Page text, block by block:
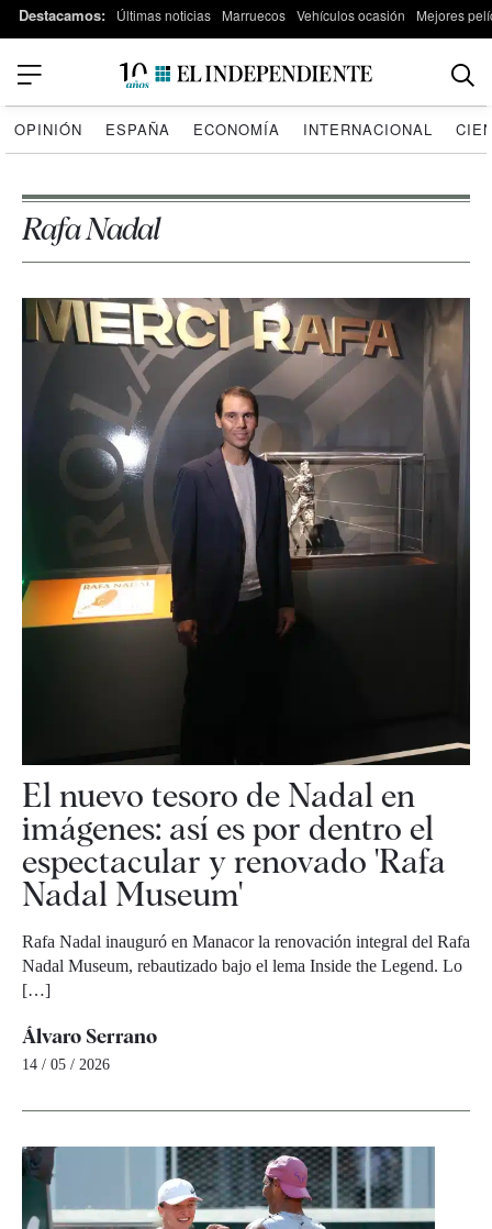
Destacamos: Últimas noticias Marruecos Vehículos ocasión Mejores
OPINIÓN ESPAÑA ECONOMÍA INTERNACIONAL
Rafa Nadal
El nuevo tesoro de Nadal en
imágenes: así es por dentro el
espectacular y renovado 'Rafa
Nadal Museum'
Rafa Nadal inauguró en Manacor la renovación integral del Rafa
Nadal Museum, rebautizado bajo el lema Inside the Legend. Lo
[…]
Álvaro Serrano
14 / 05 / 2026